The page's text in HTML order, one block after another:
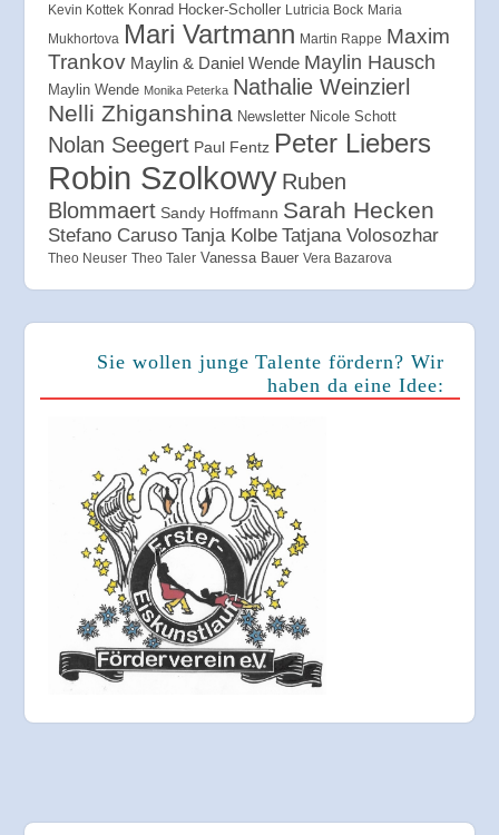
Kevin Kottek Konrad Hocker-Scholler Lutricia Bock Maria
Mukhortova Mari Vartmann Martin Rappe Maxim
Trankov Maylin & Daniel Wende Maylin Hausch
Maylin Wende Monika Peterka Nathalie Weinzierl
Nelli Zhiganshina Newsletter Nicole Schott
Nolan Seegert Paul Fentz Peter Liebers
Robin Szolkowy Ruben
Blommaert Sandy Hoffmann Sarah Hecken
Stefano Caruso Tanja Kolbe Tatjana Volosozhar
Theo Neuser Theo Taler Vanessa Bauer Vera Bazarova
Sie wollen junge Talente fördern? Wir
haben da eine Idee: